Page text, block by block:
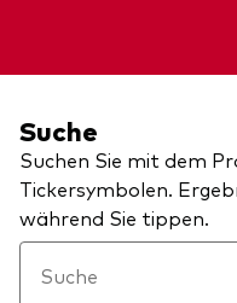
LifeStrategy
Suche
Suchen Sie mit dem
Tickersymbolen.
während Sie tippen.